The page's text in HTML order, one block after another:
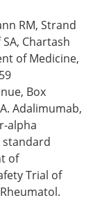
RM, Strand
Chartash
of Medicine,
Box
Adalimumab,
alpha
of
Trial of